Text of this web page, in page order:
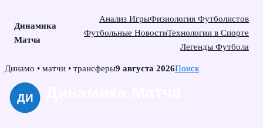
Динамика
Матча
Анализ ИгрыФизиология Футболистов
Футбольные НовостиТехнологии в Спорте
Легенды Футбола
Skip
content
Динамо • матчи • трансферы9 августа 2026Поиск